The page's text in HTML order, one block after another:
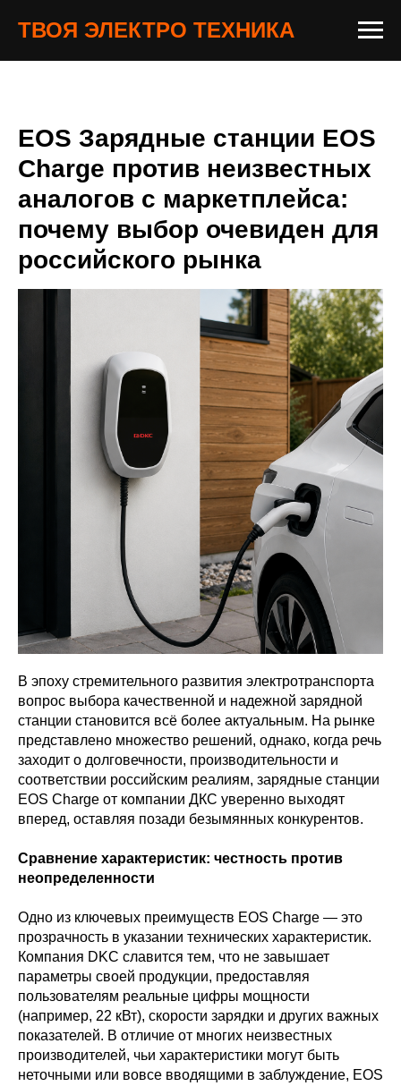
ТВОЯ ЭЛЕКТРО ТЕХНИКА
EOS Зарядные станции EOS
Charge против неизвестных
аналогов с маркетплейса:
почему выбор очевиден для
российского рынка
В эпоху стремительного развития электротранспорта
вопрос выбора качественной и надежной зарядной
станции становится всё более актуальным. На рынке
представлено множество решений, однако, когда речь
заходит о долговечности, производительности и
соответствии российским реалиям, зарядные станции
EOS Charge от компании ДКС уверенно выходят
вперед, оставляя позади безымянных конкурентов.
Сравнение характеристик: честность против
неопределенности
Одно из ключевых преимуществ EOS Charge — это
прозрачность в указании технических характеристик.
Компания DKC славится тем, что не завышает
параметры своей продукции, предоставляя
пользователям реальные цифры мощности
(например, 22 кВт), скорости зарядки и других важных
показателей. В отличие от многих неизвестных
производителей, чьи характеристики могут быть
неточными или вовсе вводящими в заблуждение, EOS